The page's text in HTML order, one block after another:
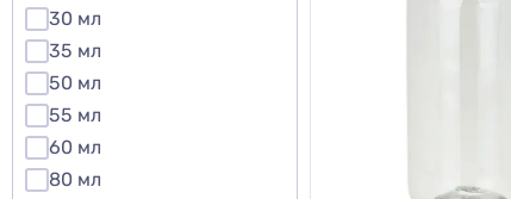
30 мл
35 мл
50 мл
55 мл
60 мл
80 мл